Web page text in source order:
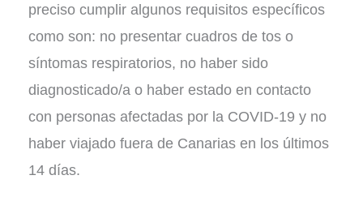
preciso cumplir algunos requisitos específicos
como son: no presentar cuadros de tos o
síntomas respiratorios, no haber sido
diagnosticado/a o haber estado en contacto
con personas afectadas por la COVID-19 y no
haber viajado fuera de Canarias en los últimos
14 días.